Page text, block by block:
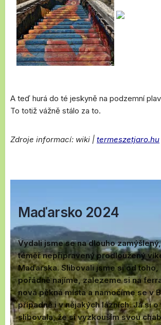
A teď hurá do té jeskyně na podzemní
To totiž vážně stálo za to.
Zdroje informací: wiki | termeszetjaro.hu
Maďarsko 2024
Vydali jsme se na dlouho
téměř nepřipravený prodloužený
Maďarska. Slibovali jsme si od toho,
pořádně najíme, zalezeme si na
nová pěkná místa a namočíme se v
případně i v nějakých lázních. Já si
slibovala, že si vyzkouším svou